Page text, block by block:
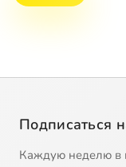
Подписаться
Каждую неделю в